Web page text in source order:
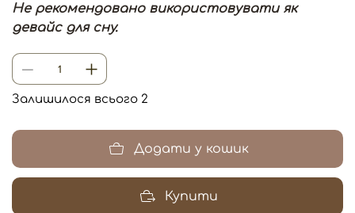
Не рекомендовано використовувати як
девайс для сну.
Залишилося всього 2
Додати у кошик
Купити